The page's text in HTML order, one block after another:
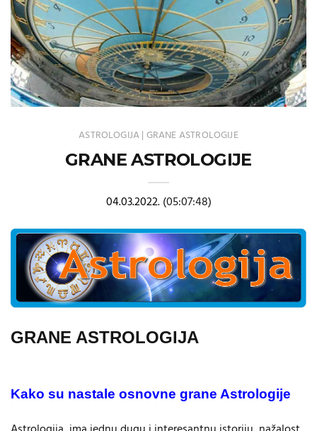
ASTROLOGIJA| GRANE ASTROLOGIJE
GRANE ASTROLOGIJE
04.03.2022.(05:07:48)
GRANE ASTROLOGIJA
Kako su nastale osnovne grane Astrologije